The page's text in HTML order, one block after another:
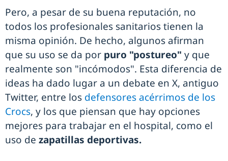
Pero, a pesar de su buena reputación, no
todos los profesionales sanitarios tienen la
misma opinión. De hecho, algunos afirman
que su uso se da por puro "postureo" y que
realmente son "incómodos". Esta diferencia de
ideas ha dado lugar a un debate en X, antiguo
Twitter, entre los defensores acérrimos de los
Crocs, y los que piensan que hay opciones
mejores para trabajar en el hospital, como el
uso de zapatillas deportivas.